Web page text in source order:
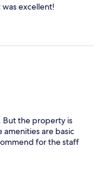
excellent!
But the property is
amenities are basic
for the staff